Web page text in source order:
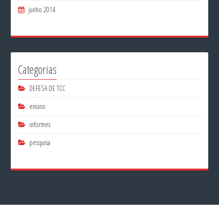
junho 2014
Categorias
DEFESA DE TCC
ensino
informes
pesquisa